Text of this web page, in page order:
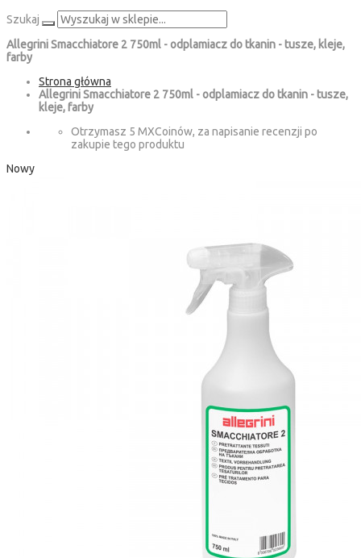
Szukaj
Allegrini Smacchiatore 2 750ml - odplamiacz do tkanin - tusze, kleje,
farby
Strona główna
Allegrini Smacchiatore 2 750ml - odplamiacz do tkanin - tusze,
kleje, farby
Otrzymasz 5 MXCoinów, za napisanie recenzji po
zakupie tego produktu
Nowy